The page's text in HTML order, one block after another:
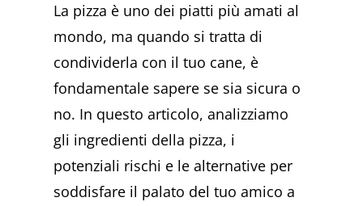
La pizza è uno dei piatti più amati al
mondo, ma quando si tratta di
condividerla con il tuo cane, è
fondamentale sapere se sia sicura o
no. In questo articolo, analizziamo
gli ingredienti della pizza, i
potenziali rischi e le alternative per
soddisfare il palato del tuo amico a